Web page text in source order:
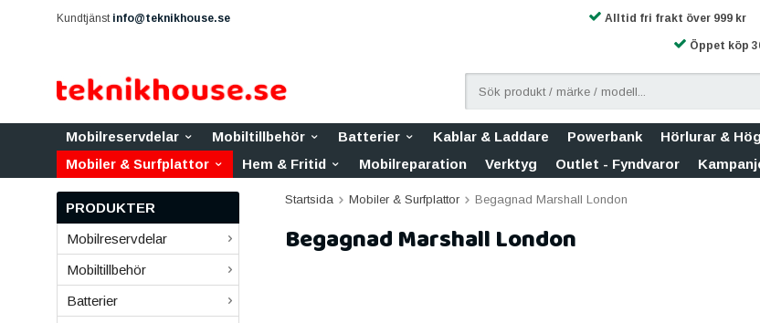
Kundtjänst info@teknikhouse.se Alltid fri frakt över 999 kr
Öppet köp
Mobilreservdelar Mobiltillbehör Batterier Kablar & Laddare Powerbank Hörlurar &
Mobiler & Surfplattor
Hem & Fritid Mobilreparation Verktyg Outlet - Fyndvaror
PRODUKTER
Mobilreservdelar
Mobiltillbehör
Batterier
Startsida Mobiler & Surfplattor Begagnad Marshall London
Begagnad Marshall London